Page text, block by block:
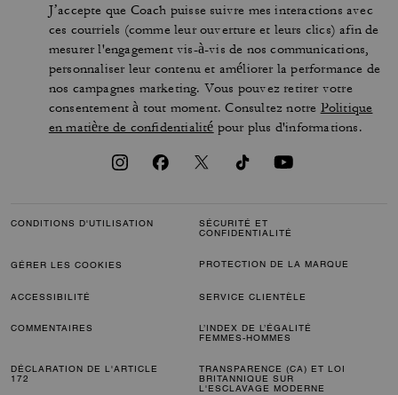
J’accepte que Coach puisse suivre mes interactions avec
ces courriels (comme leur ouverture et leurs clics) afin de
mesurer l'engagement vis-à-vis de nos communications,
personnaliser leur contenu et améliorer la performance de
nos campagnes marketing. Vous pouvez retirer votre
consentement à tout moment. Consultez notre Politique
en matière de confidentialité pour plus d'informations.
CONDITIONS D'UTILISATION
SÉCURITÉ ET
CONFIDENTIALITÉ
GÉRER LES COOKIES PROTECTION DE LA MARQUE
ACCESSIBILITÉ SERVICE CLIENTÈLE
COMMENTAIRES
L’INDEX DE L’ÉGALITÉ
FEMMES-HOMMES
DÉCLARATION DE L'ARTICLE
172
TRANSPARENCE (CA) ET LOI
BRITANNIQUE SUR
L'ESCLAVAGE MODERNE